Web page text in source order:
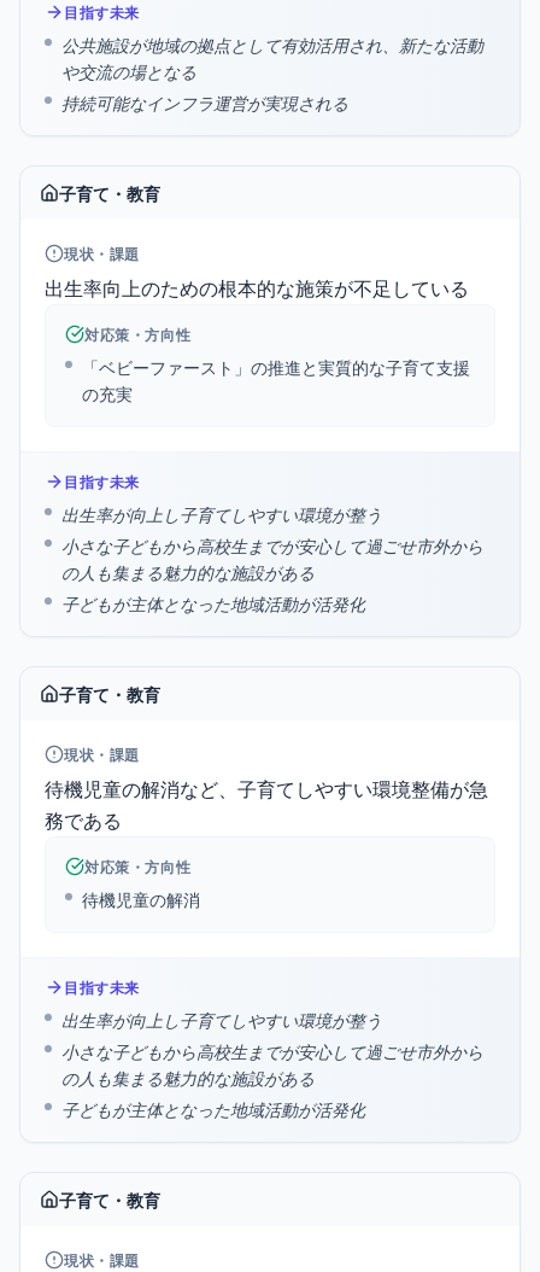
目指す未来
公共施設が地域の拠点として有効活用され、新たな活動
や交流の場となる
持続可能なインフラ運営が実現される
子育て・教育
現状・課題
出生率向上のための根本的な施策が不足している
対応策・方向性
「ベビーファースト」の推進と実質的な子育て支援
の充実
目指す未来
出生率が向上し子育てしやすい環境が整う
小さな子どもから高校生までが安心して過ごせ市外から
の人も集まる魅力的な施設がある
子どもが主体となった地域活動が活発化
子育て・教育
現状・課題
待機児童の解消など、子育てしやすい環境整備が急
務である
対応策・方向性
待機児童の解消
目指す未来
出生率が向上し子育てしやすい環境が整う
小さな子どもから高校生までが安心して過ごせ市外から
の人も集まる魅力的な施設がある
子どもが主体となった地域活動が活発化
子育て・教育
現状・課題